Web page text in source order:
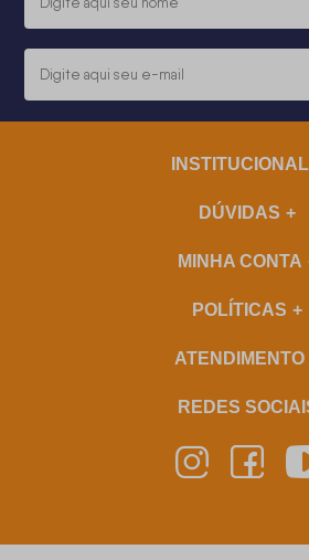
INSTITUCIONAL
DÚVIDAS
MINHA CONTA
POLÍTICAS
ATENDIMENTO
REDES